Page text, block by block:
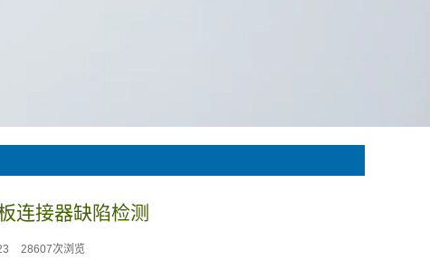
连接器缺陷检测
28607次浏览